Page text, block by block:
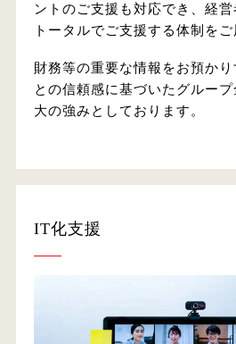
ントのご支援も対応でき、経
トータルでご支援する体制をご
財務等の重要な情報をお預か
との信頼感に基づいたグルー
大の強みとしております。
IT化支援